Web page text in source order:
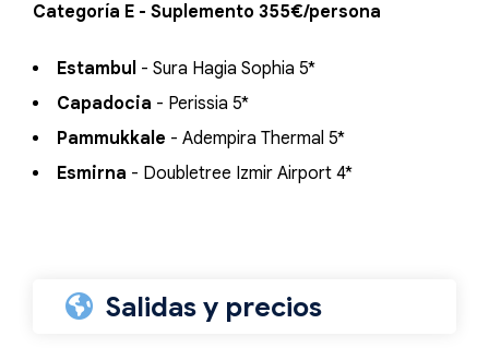
Categoría E - Suplemento 355€/persona
Estambul - Sura Hagia Sophia 5*
Capadocia - Perissia 5*
Pammukkale - Adempira Thermal 5*
Esmirna - Doubletree Izmir Airport 4*
Salidas y precios